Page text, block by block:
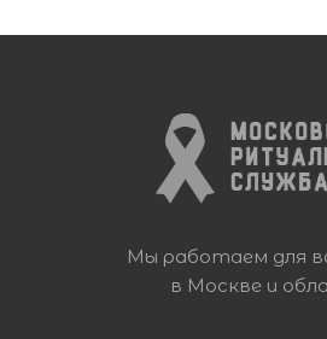
Мы работаем для
в Москве и